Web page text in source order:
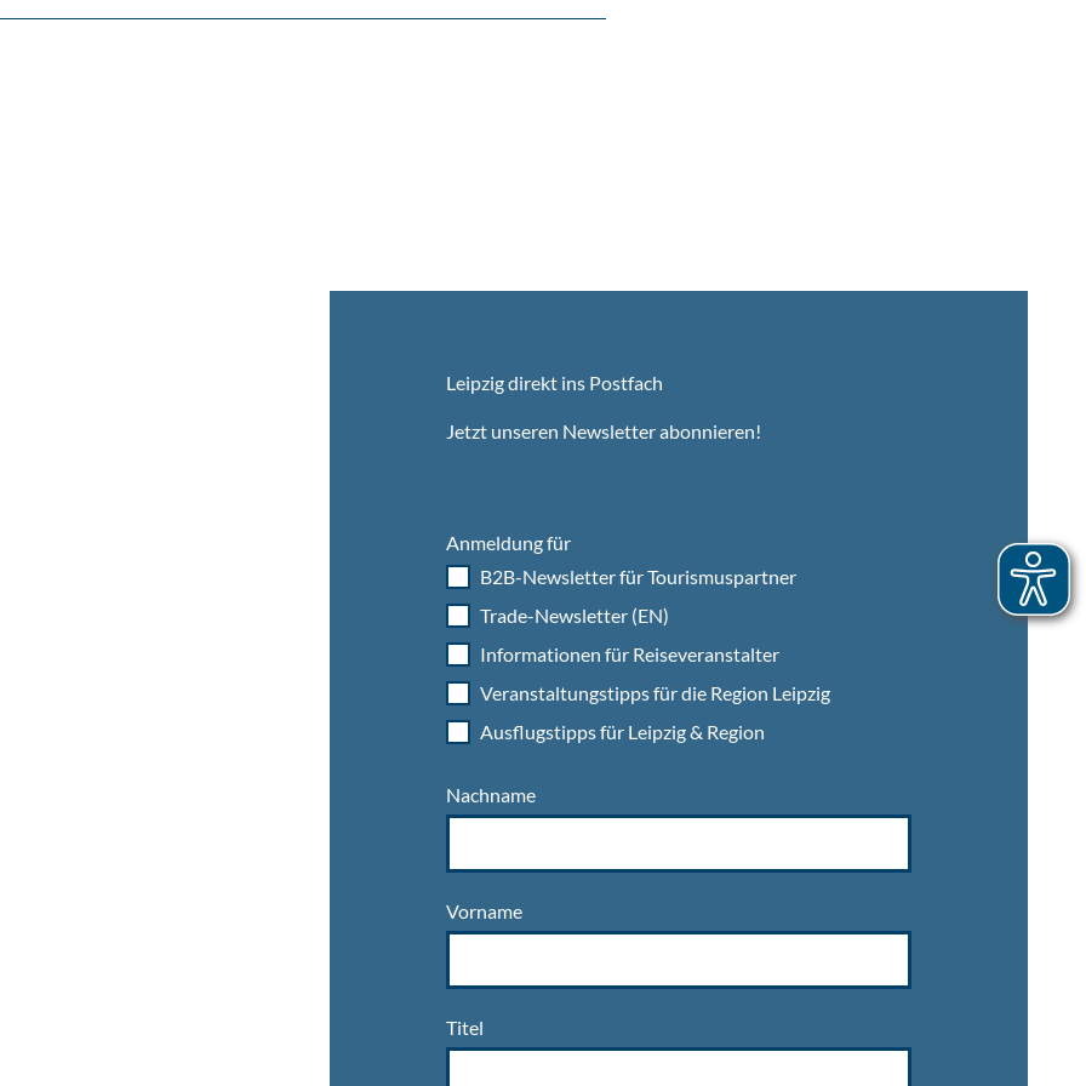
Leipzig direkt ins Postfach
Jetzt unseren Newsletter abonnieren!
Anmeldung für
B2B-Newsletter für Tourismuspartner
Trade-Newsletter (EN)
Informationen für Reiseveranstalter
Veranstaltungstipps für die Region Leipzig
Ausflugstipps für Leipzig & Region
Nachname
Vorname
Titel